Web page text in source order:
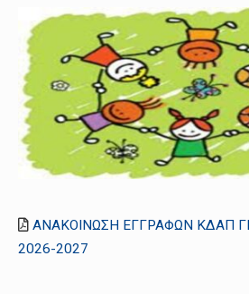
ΑΝΑΚΟΙΝΩΣΗ ΕΓΓΡΑΦΩΝ ΚΔΑΠ
2026-2027